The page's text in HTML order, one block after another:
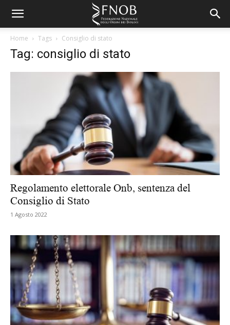
Home Tags Consiglio di stato
Tag: consiglio di stato
Regolamento elettorale Onb, sentenza del
Consiglio di Stato
1 Agosto 2022